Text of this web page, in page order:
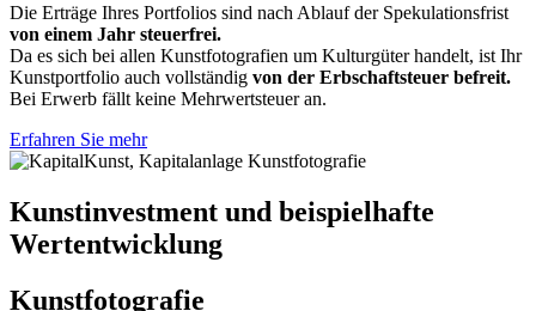
Die Erträge Ihres Portfolios sind nach Ablauf der Spekulationsfrist
von einem Jahr steuerfrei.
Da es sich bei allen Kunstfotografien um Kulturgüter handelt, ist Ihr
Kunstportfolio auch vollständig von der Erbschaftsteuer befreit.
Bei Erwerb fällt keine Mehrwertsteuer an.
Erfahren Sie mehr
Kunstinvestment und beispielhafte
Wertentwicklung
Kunstfotografie